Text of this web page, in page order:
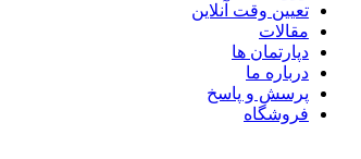
تعیین وقت آنلاین
مقالات
دپارتمان ها
درباره ما
پرسش و پاسخ
فروشگاه